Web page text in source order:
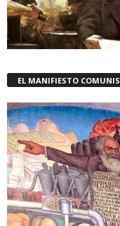
EL MANIFIESTO